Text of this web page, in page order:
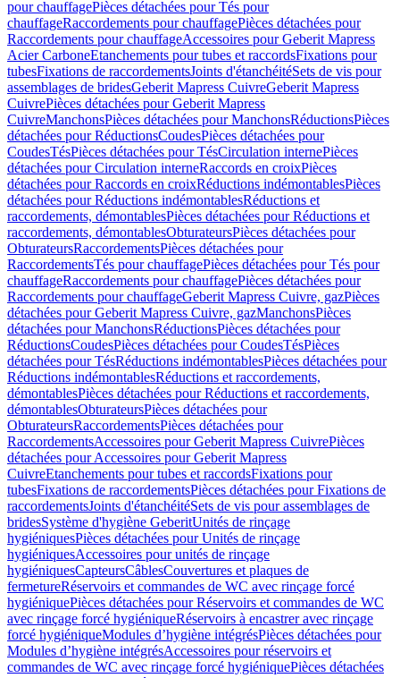
pour chauffagePièces détachées pour Tés pour
chauffageRaccordements pour chauffagePièces détachées pour
Raccordements pour chauffageAccessoires pour Geberit Mapress
Acier CarboneEtanchements pour tubes et raccordsFixations pour
tubesFixations de raccordementsJoints d'étanchéitéSets de vis pour
assemblages de bridesGeberit Mapress CuivreGeberit Mapress
CuivrePièces détachées pour Geberit Mapress
CuivreManchonsPièces détachées pour ManchonsRéductionsPièces
détachées pour RéductionsCoudesPièces détachées pour
CoudesTésPièces détachées pour TésCirculation internePièces
détachées pour Circulation interneRaccords en croixPièces
détachées pour Raccords en croixRéductions indémontablesPièces
détachées pour Réductions indémontablesRéductions et
raccordements, démontablesPièces détachées pour Réductions et
raccordements, démontablesObturateursPièces détachées pour
ObturateursRaccordementsPièces détachées pour
RaccordementsTés pour chauffagePièces détachées pour Tés pour
chauffageRaccordements pour chauffagePièces détachées pour
Raccordements pour chauffageGeberit Mapress Cuivre, gazPièces
détachées pour Geberit Mapress Cuivre, gazManchonsPièces
détachées pour ManchonsRéductionsPièces détachées pour
RéductionsCoudesPièces détachées pour CoudesTésPièces
détachées pour TésRéductions indémontablesPièces détachées pour
Réductions indémontablesRéductions et raccordements,
démontablesPièces détachées pour Réductions et raccordements,
démontablesObturateursPièces détachées pour
ObturateursRaccordementsPièces détachées pour
RaccordementsAccessoires pour Geberit Mapress CuivrePièces
détachées pour Accessoires pour Geberit Mapress
CuivreEtanchements pour tubes et raccordsFixations pour
tubesFixations de raccordementsPièces détachées pour Fixations de
raccordementsJoints d'étanchéitéSets de vis pour assemblages de
bridesSystème d'hygiène GeberitUnités de rinçage
hygiéniquesPièces détachées pour Unités de rinçage
hygiéniquesAccessoires pour unités de rinçage
hygiéniquesCapteursCâblesCouvertures et plaques de
fermetureRéservoirs et commandes de WC avec rinçage forcé
hygiéniquePièces détachées pour Réservoirs et commandes de WC
avec rinçage forcé hygiéniqueRéservoirs à encastrer avec rinçage
forcé hygiéniqueModules d’hygiène intégrésPièces détachées pour
Modules d’hygiène intégrésAccessoires pour réservoirs et
commandes de WC avec rinçage forcé hygiéniquePièces détachées